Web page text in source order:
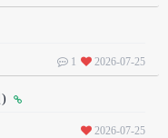
1 2026-07-25
2026-07-25